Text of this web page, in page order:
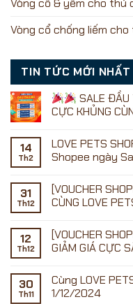
Vòng cổ & yếm cho thú
Vòng cổ chống liếm
TIN TỨC MỚI NHẤT
SALE ĐẦU
CỰC KHỦNG
bình
luận
ở
SALE
ĐẦU
THÁNG
SĂN
VOUCHER
CỰC
LOVE
PETS
SHOP
14
Th2
LOVE PETS
Shopee ngày
bình
luận
ở
SHOP
gửi
đến
voucher
Shopee
ngày
31
Th12
[VOUCHER
CÙNG LOVE
bình
luận
ở
01.01]
?
SĂN
12
Th12
[VOUCHER
GIẢM GIÁ CỰC
bình
luận
ở
30
Th11
Cùng LOVE
1/12/2024